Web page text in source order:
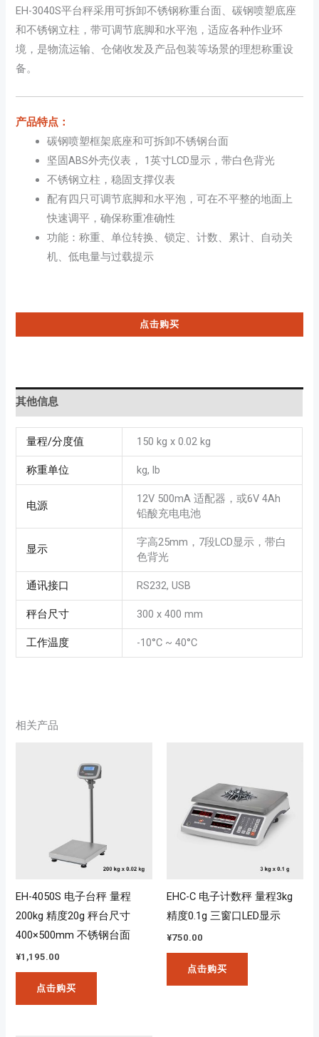
EH-3040S平台秤采用可拆卸不锈钢称重台面、碳钢喷塑底座
和不锈钢立柱，带可调节底脚和水平泡，适应各种作业环
境，是物流运输、仓储收发及产品包装等场景的理想称重设
备。
产品特点：
碳钢喷塑框架底座和可拆卸不锈钢台面
坚固ABS外壳仪表， 1英寸LCD显示，带白色背光
不锈钢立柱，稳固支撑仪表
配有四只可调节底脚和水平泡，可在不平整的地面上
快速调平，确保称重准确性
功能：称重、单位转换、锁定、计数、累计、自动关
机、低电量与过载提示
点击购买
其他信息
量程/分度值 150 kg x 0.02 kg
称重单位 kg, lb
电源
12V 500mA 适配器，或6V 4Ah
铅酸充电电池
显示
字高25mm，7段LCD显示，带白
色背光
通讯接口 RS232, USB
秤台尺寸 300 x 400 mm
工作温度 -10°C ~ 40°C
相关产品
EH-4050S 电子台秤 量程
200kg 精度20g 秤台尺寸
400×500mm 不锈钢台面
¥1,195.00
点击购买
EHC-C 电子计数秤 量程3kg
精度0.1g 三窗口LED显示
¥750.00
点击购买